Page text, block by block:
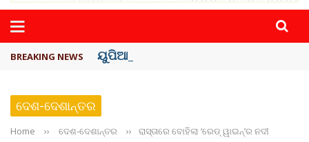
BREAKING NEWS ୟୁପିଆଇ ଓ ଅନ୍ୟାନ୍ୟ ଡିଜିଟାଲ୍ ନେଣଦେଣ ...
ଦେଶ-ଦେଶାନ୍ତର
Home ›› ଦେଶ-ଦେଶାନ୍ତର ›› ରାସ୍ତାରେ ବୋହିଲା ‘ରେଡ୍ ୱାଇନ୍‌’ର ନଦୀ